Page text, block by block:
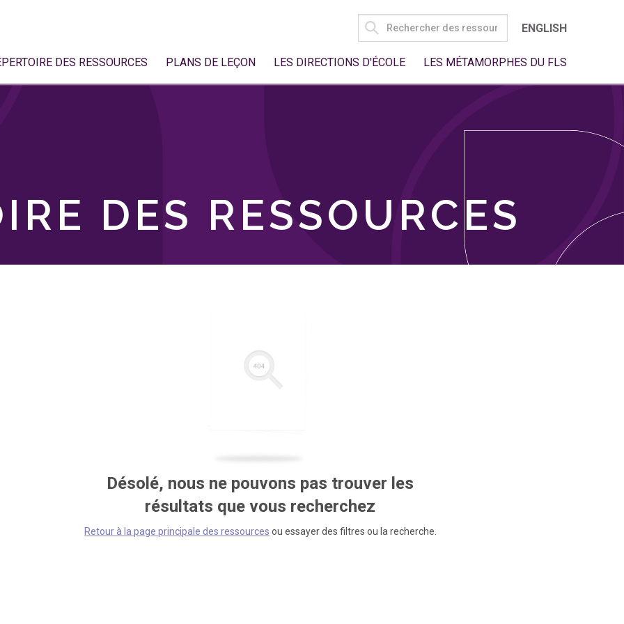
SEARCH
FOR:
ENGLISH
DES RESSOURCES PLANS DE LEÇON LES DIRECTIONS D'ÉCOLE LES MÉTAMORPHES DU FLS
DES RESSOURCES
Désolé, nous ne pouvons pas trouver les
résultats que vous recherchez
Retour à la page principale des ressources ou essayer des filtres ou la recherche.